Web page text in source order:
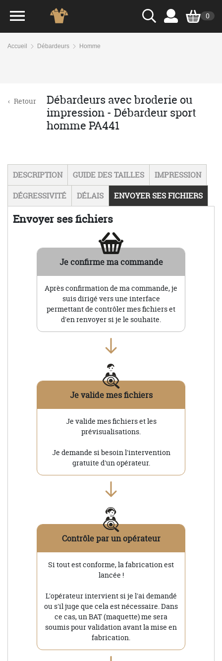
0
Accueil Débardeurs Homme
‹ Retour
Débardeurs avec broderie ou
impression - Débardeur sport
homme PA441
DESCRIPTION GUIDE DES TAILLES
IMPRESSION
DÉGRESSIVITÉ
DÉLAIS ENVOYER SES FICHIERS
Envoyer ses fichiers
Je confirme ma commande
Après confirmation de ma commande, je
suis dirigé vers une interface
permettant de contrôler mes fichiers et
d'en renvoyer si je le souhaite.
Je valide mes fichiers
Je valide mes fichiers et les
prévisualisations.
Je demande si besoin l'intervention
gratuite d'un opérateur.
Contrôle par un opérateur
Si tout est conforme, la fabrication est
lancée !
L'opérateur intervient si je l'ai demandé
ou s'il juge que cela est nécessaire. Dans
ce cas, un BAT (maquette) me sera
soumis pour validation avant la mise en
fabrication.